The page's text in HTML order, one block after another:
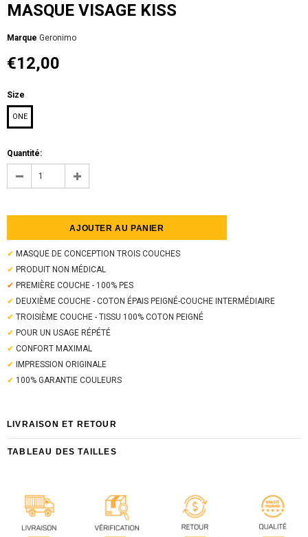
MASQUE VISAGE KISS
Мarque Geronimo
€12,00
Size
ONE
Quantité:
✔ MASQUE DE CONCEPTION TROIS COUCHES
✔ PRODUIT NON MÉDICAL
✔ PREMIÈRE COUCHE - 100% PES
✔ DEUXIÈME COUCHE - COTON ÉPAIS PEIGNÉ-COUCHE INTERMÉDIAIRE
✔ TROISIÈME COUCHE - TISSU 100% COTON PEIGNÉ
✔ POUR UN USAGE RÉPÉTÉ
✔ CONFORT MAXIMAL
✔ IMPRESSION ORIGINALE
✔ 100% GARANTIE COULEURS
LIVRAISON ET RETOUR
TABLEAU DES TAILLES